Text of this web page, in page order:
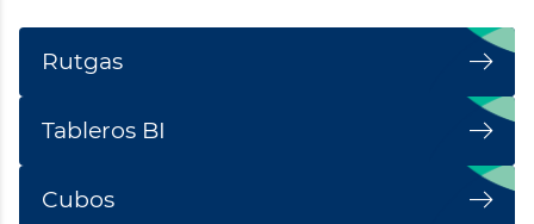
Rutgas
Tableros BI
Cubos